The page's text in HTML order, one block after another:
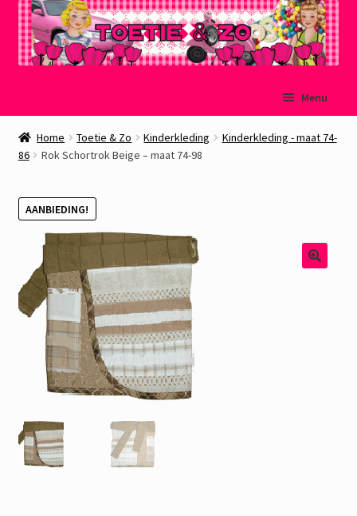
naar
navigatie
de
inhoud
Menu
Welkom
Winkelmand
Afrekenen
Over Toetie & Zo
Gastenboek
Home Toetie & Zo Kinderkleding
Kinderkleding - maat 74-
86
Rok Schortrok Beige – maat 74-98
AANBIEDING!